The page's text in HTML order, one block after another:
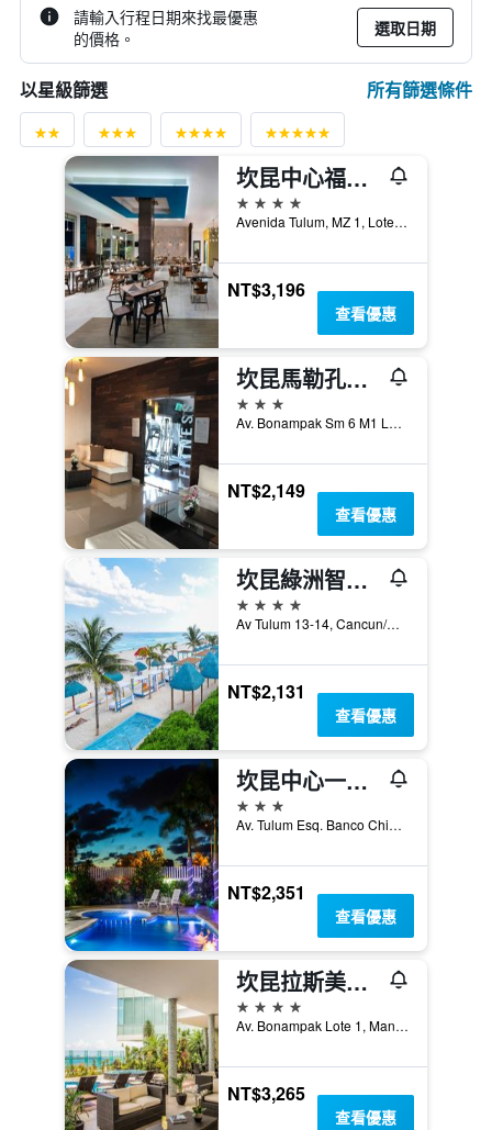
請輸入行程日期來找最優惠
的價格。
選取日期
以星級篩選 所有篩選條件
坎昆中心福朋喜來登酒店
4星級
Avenida Tulum, MZ 1, Lote 2, SM 12, Cancun/坎康, 金塔納羅奧, 墨西哥
NT$3,196
查看優惠
坎昆馬勒孔套房公寓式酒店
3星級
Av. Bonampak Sm 6 M1 L1, Cancun/坎康, 金塔納羅奧, 墨西哥
NT$2,149
查看優惠
坎昆綠洲智慧飯店
4星級
Av Tulum 13-14, Cancun/坎康, 金塔納羅奧, 墨西哥
NT$2,131
查看優惠
坎昆中心一號酒店
3星級
Av. Tulum Esq. Banco Chinchorro, 1-01, Cancun/坎康, 金塔納羅奧, 墨西哥
NT$2,351
查看優惠
坎昆拉斯美洲假日酒店
4星級
Av. Bonampak Lote 1, Manzana 1, Cancun/坎康, 金塔納羅奧, 墨西哥
NT$3,265
查看優惠